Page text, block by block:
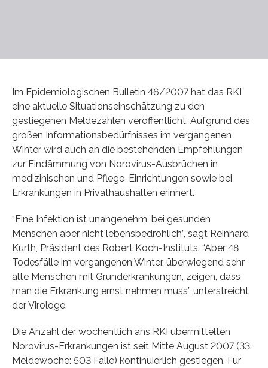
Im Epidemiologischen Bulletin 46/2007 hat das RKI
eine aktuelle Situationseinschätzung zu den
gestiegenen Meldezahlen veröffentlicht. Aufgrund des
großen Informationsbedürfnisses im vergangenen
Winter wird auch an die bestehenden Empfehlungen
zur Eindämmung von Norovirus-Ausbrüchen in
medizinischen und Pflege-Einrichtungen sowie bei
Erkrankungen in Privathaushalten erinnert.
“Eine Infektion ist unangenehm, bei gesunden
Menschen aber nicht lebensbedrohlich”, sagt Reinhard
Kurth, Präsident des Robert Koch-Instituts. “Aber 48
Todesfälle im vergangenen Winter, überwiegend sehr
alte Menschen mit Grunderkrankungen, zeigen, dass
man die Erkrankung ernst nehmen muss” unterstreicht
der Virologe.
Die Anzahl der wöchentlich ans RKI übermittelten
Norovirus-Erkrankungen ist seit Mitte August 2007 (33.
Meldewoche: 503 Fälle) kontinuierlich gestiegen. Für